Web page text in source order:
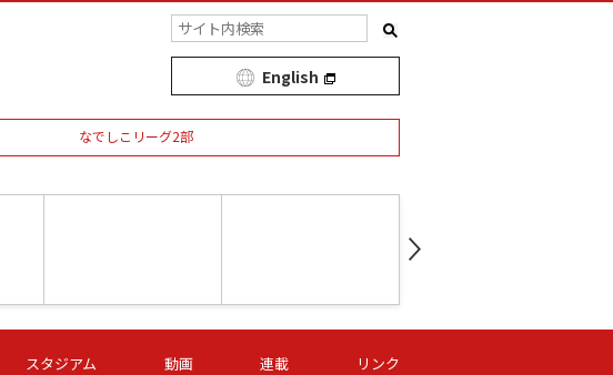
English
なでしこリーグ2部
第16節 09/06 (日) 15:00 第16節 09/06 (日) 15:00
スタジアム 動画 連載 リンク